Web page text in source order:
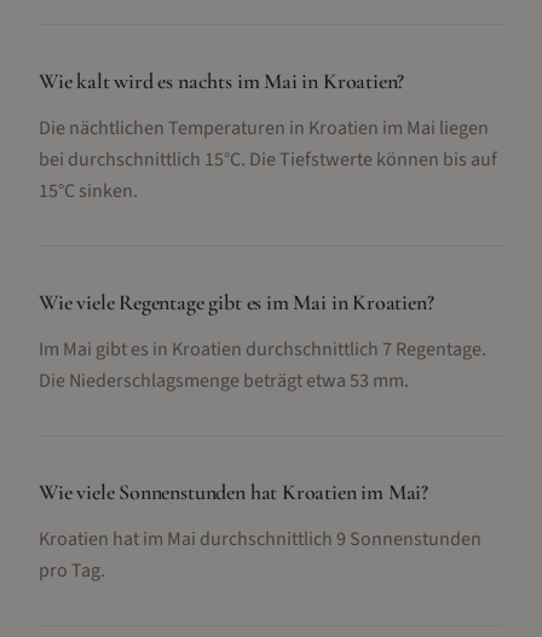
Wie kalt wird es nachts im Mai in Kroatien?
Die nächtlichen Temperaturen in Kroatien im Mai liegen
bei durchschnittlich 15°C. Die Tiefstwerte können bis auf
15°C sinken.
Wie viele Regentage gibt es im Mai in Kroatien?
Im Mai gibt es in Kroatien durchschnittlich 7 Regentage.
Die Niederschlagsmenge beträgt etwa 53 mm.
Wie viele Sonnenstunden hat Kroatien im Mai?
Kroatien hat im Mai durchschnittlich 9 Sonnenstunden
pro Tag.